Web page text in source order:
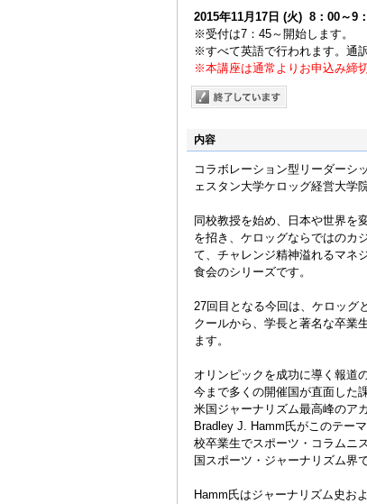
2015年11月17日 (火) 8：00～9
※受付は7：45～開始します。
※すべて英語で行われます。通
※本講座は通常よりお申込み締
内容
コラボレーション型リーダーシ
ェスタン大学ケロッグ経営大学
同校教授を始め、日本や世界を
を招き、ケロッグならではのカ
て、チャレンジ精神溢れるマネ
食会のシリーズです。
27回目となる今回は、ケロッグ
クールから、学長と著名な卒業
ます。
オリンピックを成功に導く報道
今まで多くの開催国が直面した
米国ジャーナリズム最高峰のア
Bradley J. Hamm氏がこのテー
校卒業生でスポーツ・コラムニ
国スポーツ・ジャーナリズム界
Hamm氏はジャーナリズム史お